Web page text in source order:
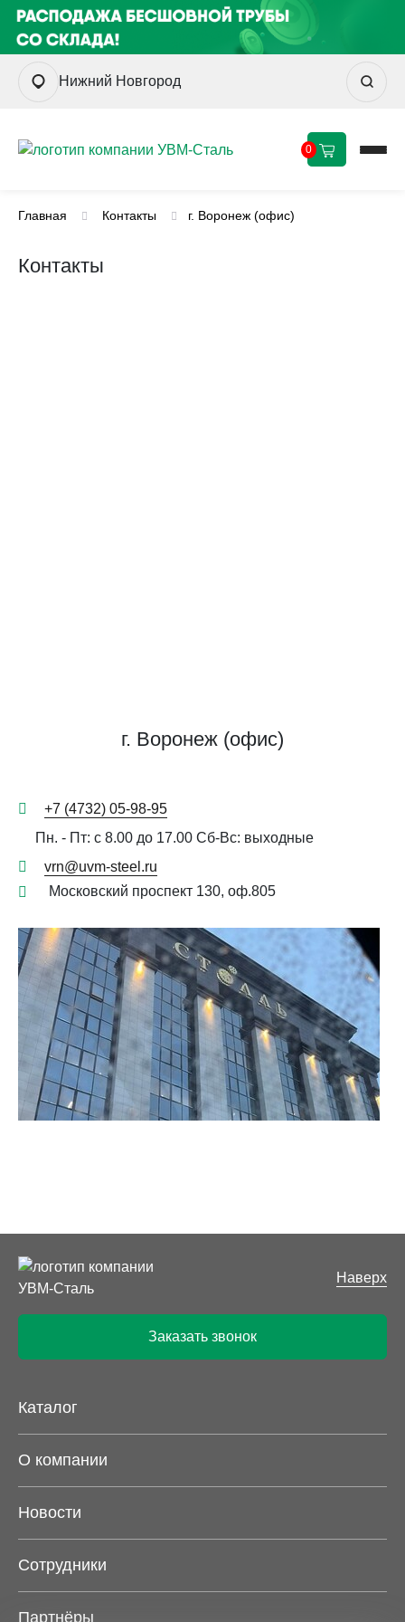
Нижний Новгород
0
Главная Контакты г. Воронеж (офис)
Контакты
г. Воронеж (офис)
+7 (4732) 05-98-95
Пн. - Пт: с 8.00 до 17.00 Сб-Вс: выходные
vrn@uvm-steel.ru
Московский проспект 130, оф.805
Наверх
Заказать звонок
Каталог
О компании
Новости
Сотрудники
Партнёры